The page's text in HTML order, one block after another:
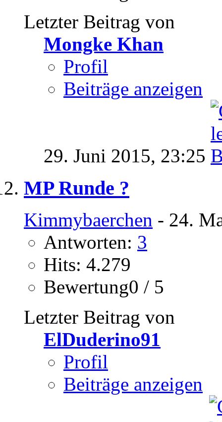
Letzter Beitrag von
Mongke Khan
Profil
Beiträge anzeigen
29. Juni 2015, 23:25
MP Runde ?
Kimmybaerchen - 24.
Antworten: 3
Hits: 4.279
Bewertung0 / 5
Letzter Beitrag von
ElDuderino91
Profil
Beiträge anzeigen